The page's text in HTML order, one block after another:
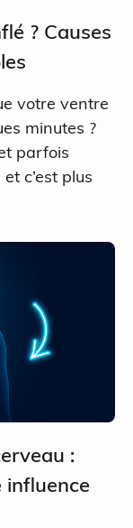
? Causes
votre ventre
minutes ?
parfois
c’est plus
: